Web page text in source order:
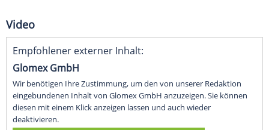
Video
Empfohlener externer Inhalt:
Glomex GmbH
Wir benötigen Ihre Zustimmung, um den von unserer Redaktion
eingebundenen Inhalt von Glomex GmbH anzuzeigen. Sie können
diesen mit einem Klick anzeigen lassen und auch wieder
deaktivieren.